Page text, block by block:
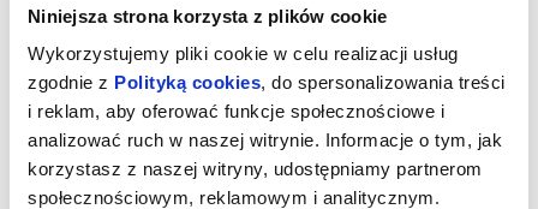
Niniejsza strona korzysta z plików cookie
Wykorzystujemy pliki cookie w celu realizacji usług
zgodnie z Polityką cookies, do spersonalizowania treści
i reklam, aby oferować funkcje społecznościowe i
analizować ruch w naszej witrynie. Informacje o tym, jak
korzystasz z naszej witryny, udostępniamy partnerom
społecznościowym, reklamowym i analitycznym.
została zakończona.